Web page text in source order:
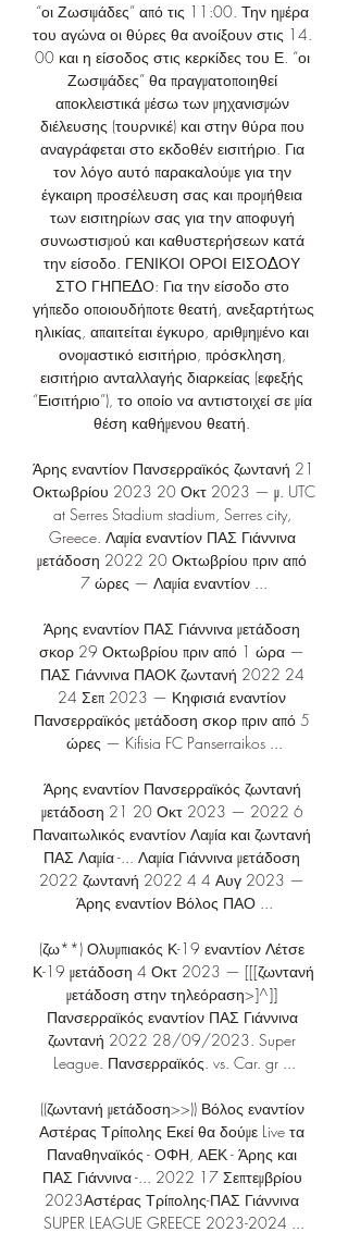
“οι Ζωσιμάδες” από τις 11:00. Την ημέρα
του αγώνα οι θύρες θα ανοίξουν στις 14.
00 και η είσοδος στις κερκίδες του Ε. “οι
Ζωσιμάδες” θα πραγματοποιηθεί
αποκλειστικά μέσω των μηχανισμών
διέλευσης (τουρνικέ) και στην θύρα που
αναγράφεται στο εκδοθέν εισιτήριο. Για
τον λόγο αυτό παρακαλούμε για την
έγκαιρη προσέλευση σας και προμήθεια
των εισιτηρίων σας για την αποφυγή
συνωστισμού και καθυστερήσεων κατά
την είσοδο. ΓΕΝΙΚΟΙ ΟΡΟΙ ΕΙΣΟΔΟΥ
ΣΤΟ ΓΗΠΕΔΟ: Για την είσοδο στο
γήπεδο οποιουδήποτε θεατή, ανεξαρτήτως
ηλικίας, απαιτείται έγκυρο, αριθμημένο και
ονομαστικό εισιτήριο, πρόσκληση,
εισιτήριο ανταλλαγής διαρκείας (εφεξής
“Εισιτήριο”), το οποίο να αντιστοιχεί σε μία
θέση καθήμενου θεατή.
Άρης εναντίον Πανσερραϊκός ζωντανή 21
Οκτωβρίου 2023 20 Οκτ 2023 — μ. UTC
at Serres Stadium stadium, Serres city,
Greece. Λαμία εναντίον ΠΑΣ Γιάννινα
μετάδοση 2022 20 Οκτωβρίου πριν από
7 ώρες — Λαμία εναντίον ...
Άρης εναντίον ΠΑΣ Γιάννινα μετάδοση
σκορ 29 Οκτωβρίου πριν από 1 ώρα —
ΠΑΣ Γιάννινα ΠΑΟΚ ζωντανή 2022 24
24 Σεπ 2023 — Κηφισιά εναντίον
Πανσερραϊκός μετάδοση σκορ πριν από 5
ώρες — Kifisia FC Panserraikos ...
Άρης εναντίον Πανσερραϊκός ζωντανή
μετάδοση 21 20 Οκτ 2023 — 2022 6
Παναιτωλικός εναντίον Λαμία και ζωντανή
ΠΑΣ Λαμία -... Λαμία Γιάννινα μετάδοση
2022 ζωντανή 2022 4 4 Αυγ 2023 —
Άρης εναντίον Βόλος ΠΑΟ ...
(ζω**) Ολυμπιακός Κ-19 εναντίον Λέτσε
Κ-19 μετάδοση 4 Οκτ 2023 — [[[ζωντανή
μετάδοση στην τηλεόραση>]^]]
Πανσερραϊκός εναντίον ΠΑΣ Γιάννινα
ζωντανή 2022 28/09/2023. Super
League. Πανσερραϊκός. vs. Car. gr ...
((ζωντανή μετάδοση>>)) Βόλος εναντίον
Αστέρας Τρίπολης Εκεί θα δούμε Live τα
Παναθηναϊκός - ΟΦΗ, ΑΕΚ - Άρης και
ΠΑΣ Γιάννινα -... 2022 17 Σεπτεμβρίου
2023Αστέρας Τρίπολης-ΠΑΣ Γιάννινα
SUPER LEAGUE GREECE 2023-2024 ...